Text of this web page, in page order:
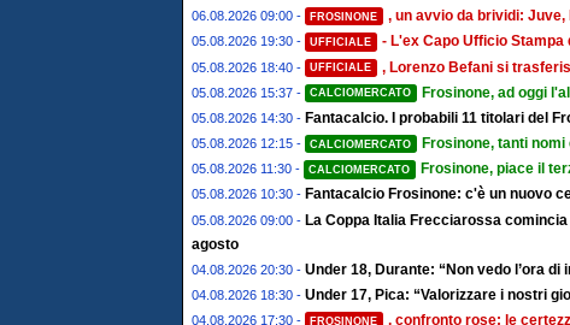
06.08.2026 09:00 - FROSINONE , un avvio da brividi:
05.08.2026 19:30 - UFFICIALE - L'ex Capo Ufficio
05.08.2026 18:40 - UFFICIALE , Lorenzo Befani si
05.08.2026 15:37 - CALCIOMERCATO Frosinone, ad oggi
05.08.2026 14:30 - Fantacalcio. I probabili 11 titolari del
05.08.2026 12:15 - CALCIOMERCATO Frosinone, tanti
05.08.2026 11:30 - CALCIOMERCATO Frosinone, piace il
05.08.2026 10:30 - Fantacalcio Frosinone: c'è un nuovo
05.08.2026 09:00 - La Coppa Italia Frecciarossa
agosto
04.08.2026 20:30 - Under 18, Durante: “Non vedo l’ora di
04.08.2026 18:30 - Under 17, Pica: “Valorizzare i nostri
04.08.2026 17:30 - FROSINONE , confronto rose: le